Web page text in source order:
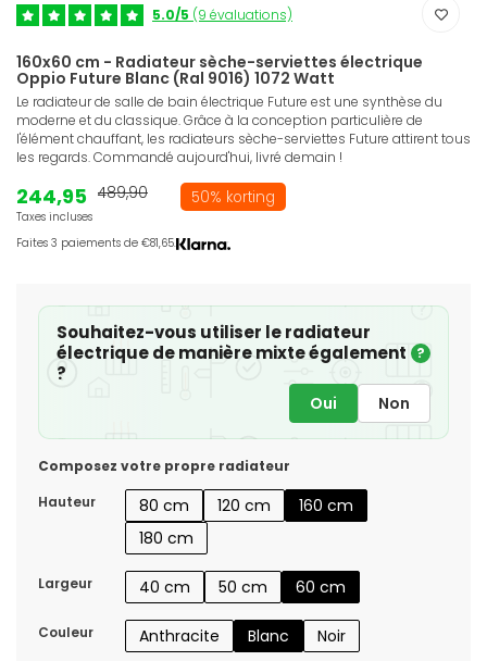
5.0/5 (9 évaluations)
160x60 cm - Radiateur sèche-serviettes électrique
Oppio Future Blanc (Ral 9016) 1072 Watt
Le radiateur de salle de bain électrique Future est une synthèse du
moderne et du classique. Grâce à la conception particulière de
l'élément chauffant, les radiateurs sèche-serviettes Future attirent tous
les regards. Commandé aujourd'hui, livré demain !
244,95
Taxes incluses
489,90 50% korting
Faites 3 paiements de €81,65.
Souhaitez-vous utiliser le radiateur
électrique de manière mixte également
?
?
Oui Non
Composez votre propre radiateur
Hauteur
80 cm 120 cm
160 cm
180 cm
Largeur 40 cm 50 cm 60 cm
Couleur Anthracite Blanc Noir